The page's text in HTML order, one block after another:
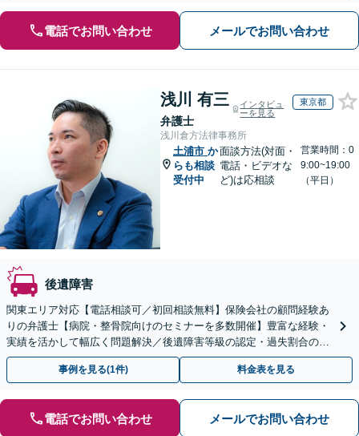
電話でお問い合わせ メールでお問い合わせ
浅川 有三
弁護士
インタビュ
ーを見る
東京都
浅川倉方法律事務所
土浦市 か
らも相談
受付中
面談方法(対面・
電話・ビデオな
ど)は応相談
営業時間：0
9:00~19:00
（平日）
後遺障害
関東エリア対応【電話相談可／初回相談無料】保険会社の顧問経験あ
りの弁護士【病院・整骨院向けのセミナーを多数開催】豊富な経験・
実績を活かして幅広く問題解決／後遺障害等級の認定・過失割合の認
定・保険会社との交渉など【夜間休日面談可】
事例を見る(1件) 料金表を見る
電話でお問い合わせ メールでお問い合わせ